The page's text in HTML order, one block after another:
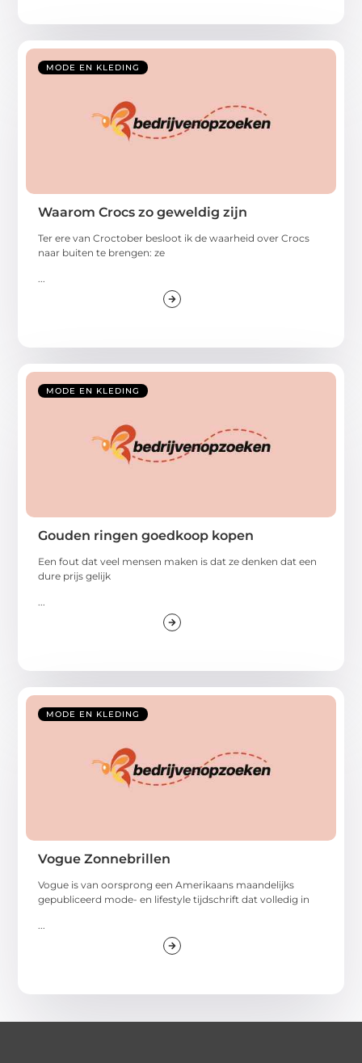
MODE EN KLEDING
Waarom Crocs zo geweldig zijn
Ter ere van Croctober besloot ik de waarheid over Crocs
naar buiten te brengen: ze
...
MODE EN KLEDING
Gouden ringen goedkoop kopen
Een fout dat veel mensen maken is dat ze denken dat een
dure prijs gelijk
...
MODE EN KLEDING
Vogue Zonnebrillen
Vogue is van oorsprong een Amerikaans maandelijks
gepubliceerd mode- en lifestyle tijdschrift dat volledig in
...